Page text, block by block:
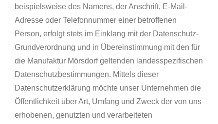
beispielsweise des Namens, der Anschrift, E-Mail-
Adresse oder Telefonnummer einer betroffenen
Person, erfolgt stets im Einklang mit der Datenschutz-
Grundverordnung und in Übereinstimmung mit den für
die Manufaktur Mörsdorf geltenden landesspezifischen
Datenschutzbestimmungen. Mittels dieser
Datenschutzerklärung möchte unser Unternehmen die
Öffentlichkeit über Art, Umfang und Zweck der von uns
erhobenen, genutzten und verarbeiteten